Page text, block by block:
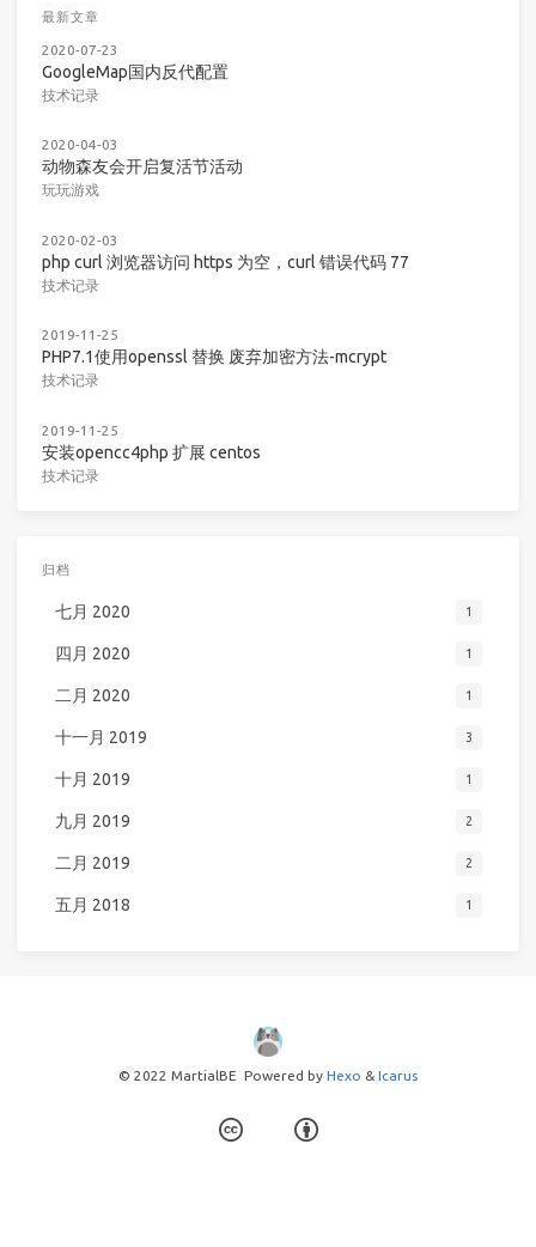
最新文章
2020-07-23
GoogleMap国内反代配置
技术记录
2020-04-03
动物森友会开启复活节活动
玩玩游戏
2020-02-03
php curl 浏览器访问 https 为空，curl 错误代码 77
技术记录
2019-11-25
PHP7.1使用openssl 替换 废弃加密方法-mcrypt
技术记录
2019-11-25
安装opencc4php 扩展 centos
技术记录
归档
七月 2020 1
四月 2020 1
二月 2020 1
十一月 2019 3
十月 2019 1
九月 2019 2
二月 2019 2
五月 2018 1
© 2022 MartialBE Powered by Hexo & Icarus